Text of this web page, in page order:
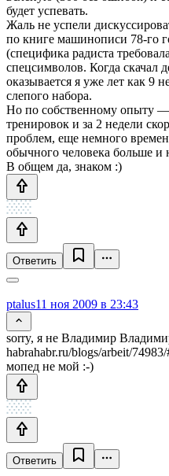
будет успевать.
Жаль не успели
по книге машинописи 78-го
(специфика радиста
спецсимволов. Когда
оказывается я уже лет как 9
слепого набора.
Но по собственному опыту
тренировок и за 2 недели
проблем, еще немного
обычного человека больше и
В общем да, знаком :)
Ответить
ptalus11 ноя 2009 в 23:43
sorry, я не Владимир
habrahabr.ru/blogs/arbeit/
мопед не мой :-)
Ответить